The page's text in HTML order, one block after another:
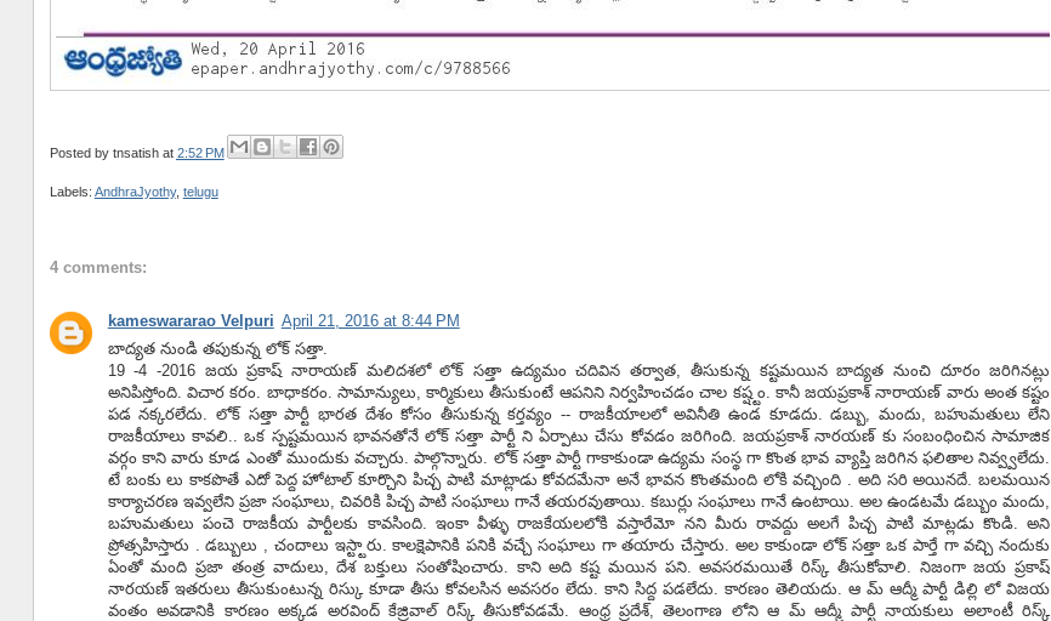
Posted by tnsatish at 2:52 PM
Labels: AndhraJyothy, telugu
4 comments:
kameswararao Velpuri April 21, 2016 at 8:44 PM
బాద్యత నుండి తపుకున్న లోక్ సత్తా.
19 -4 -2016 జయ ప్రకాష్ నారాయణ్ మలిదశలో లోక్ సత్తా ఉద్యమం చదివిన తర్వాత, తీసుకున్న కష్టమయిన బాద్యత నుంచి దూరం జరిగినట్లు
అనిపిస్తోంది. విచార కరం. బాధాకరం. సామాన్యులు, కార్మికులు తీసుకుంటే ఆపనిని నిర్వహించడం చాల కష్ష్టం. కానీ జయప్రకాశ్ నారాయణ్ వారు అంత కష్టం
పడ నక్కరలేదు. లోక్ సత్తా పార్టీ భారత దేశం కోసం తీసుకున్న కర్తవ్యం -- రాజకీయాలలో అవినీతి ఉండ కూడదు. డబ్బు, మందు, బహుమతులు లేని
రాజకీయాలు కావలి.. ఒక స్పష్టమయిన భావనతోనే లోక్ సత్తా పార్టీ ని ఏర్పాటు చేసు కోవడం జరిగింది. జయప్రకాశ్ నారయణ్ కు సంబంధించిన సామాజిక
వర్గం కాని వారు కూడ ఎంతో ముందుకు వచ్చారు. పాల్గొన్నారు. లోక్ సత్తా పార్టీ గాకాకుండా ఉద్యమ సంస్థ గా కొంత భావ వ్యాప్తి జరిగిన ఫలితాల నివ్వ్వలేదు.
టే బంకు లు కాకపొతే ఎదో పెద్ద హోటాల్ కూర్చొని పిచ్చ పాటి మాట్లాడు కోవదమేనా అనే భావన కొంతమంది లోకి వచ్చింది . అది సరి అయినదే. బలమయిన
కార్యాచరణ ఇవ్వలేని ప్రజా సంఘాలు, చివరికి పిచ్చ పాటి సంఘాలు గానే తయరవుతాయి. కబుర్లు సంఘాలు గానే ఉంటాయి. అల ఉండటమే డబ్బుం మందు,
బహుమతులు పంచె రాజకీయ పార్టీలకు కావసింది. ఇంకా వీళ్ళు రాజకేయలలోకి వస్తారేమో నని మీరు రావద్దు అలగే పిచ్చ పాటి మాట్లడు కొండి. అని
ప్రోత్సహిస్తారు . డబ్బులు , చందాలు ఇస్ట్టారు. కాలక్షెపానికి పనికి వచ్చే సంఘాలు గా తయారు చేస్తారు. అల కాకుండా లోక్ సత్తా ఒక పార్తే గా వచ్చి నందుకు
ఏంతో మంది ప్రజా తంత్ర వాదులు, దేశ బక్తులు సంతోషించారు. కాని అది కష్ట మయిన పని. అవసరమయితే రిస్క్ తీసుకోవాలి. నిజంగా జయ ప్రకాష్
నారయణ్ ఇతరులు తీసుకుంటున్న రిస్కు కూడా తీసు కోవలసిన అవసరం లేదు. కాని సిద్ద పడలేదు. కారణం తెలియదు. ఆ మ్ ఆద్మీ పార్టీ డిల్లి లో విజయ
వంతం అవడానికి కారణం అక్కడ అరవింద్ కేజ్రివాల్ రిస్క్ తీసుకోవడమే. ఆంధ్ర ప్రదేశ్, తెలంగాణ లోని ఆ మ్ ఆద్మీ పార్టీ నాయకులు అలాంటీ రిస్క్